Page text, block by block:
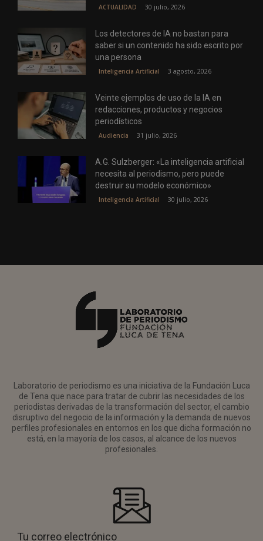
ACTUALIDAD 30 julio, 2026
Los detectores de IA no bastan para
saber si un contenido ha sido escrito por
una persona
Inteligencia Artificial 3 agosto, 2026
Veinte ejemplos de uso de la IA en
redacciones, productos y negocios
periodísticos
Audiencia 31 julio, 2026
A.G. Sulzberger: «La inteligencia artificial
necesita al periodismo, pero puede
destruir su modelo económico»
Inteligencia Artificial 30 julio, 2026
Laboratorio de periodismo es una iniciativa de la Fundación Luca
de Tena que nace para tratar de cubrir las necesidades de los
periodistas derivadas de la transformación del sector, el cambio
disruptivo del negocio de la información y la demanda de nuevos
perfiles profesionales en entornos en los que dicha formación no
está, en la mayoría de los casos, al alcance de los nuevos
profesionales.